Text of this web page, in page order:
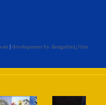
| development by designbinï¿½rio